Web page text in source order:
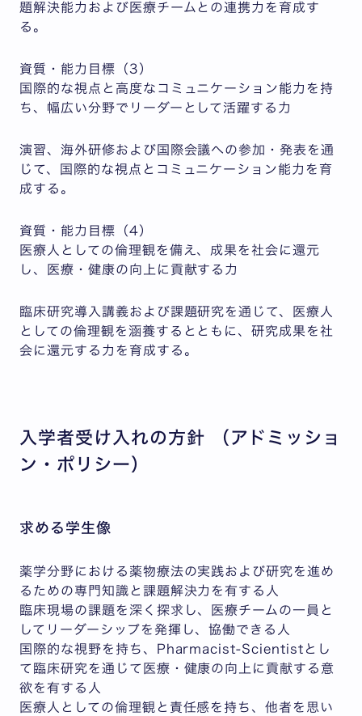
題解決能力および医療チームとの連携力を育成す
る。
資質・能力目標（3）
国際的な視点と高度なコミュニケーション能力を持
ち、幅広い分野でリーダーとして活躍する力
演習、海外研修および国際会議への参加・発表を通
じて、国際的な視点とコミュニケーション能力を育
成する。
資質・能力目標（4）
医療人としての倫理観を備え、成果を社会に還元
し、医療・健康の向上に貢献する力
臨床研究導入講義および課題研究を通じて、医療人
としての倫理観を涵養するとともに、研究成果を社
会に還元する力を育成する。
入学者受け入れの方針 （アドミッショ
ン・ポリシー）
求める学生像
薬学分野における薬物療法の実践および研究を進め
るための専門知識と課題解決力を有する人
臨床現場の課題を深く探求し、医療チームの一員と
してリーダーシップを発揮し、協働できる人
国際的な視野を持ち、Pharmacist-Scientistとし
て臨床研究を通じて医療・健康の向上に貢献する意
欲を有する人
医療人としての倫理観と責任感を持ち、他者を思い